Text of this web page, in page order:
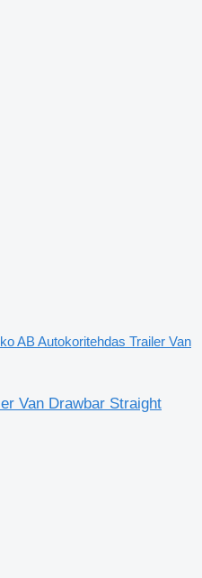
AB Autokoritehdas Trailer Van
Van Drawbar Straight